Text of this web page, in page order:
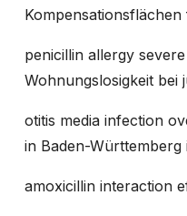
penicillin allergy
Wohnungslosigkeit bei
otitis media infection
in Baden-
amoxicillin interaction